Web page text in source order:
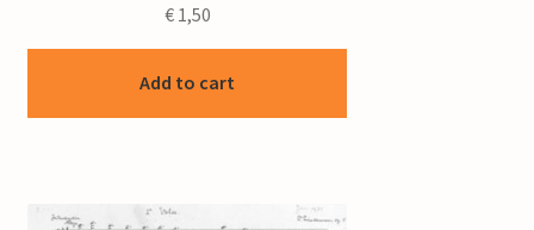
€1,50
Add to cart